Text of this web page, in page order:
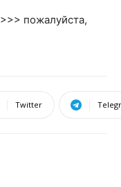
>>> пожалуйста,
Twitter